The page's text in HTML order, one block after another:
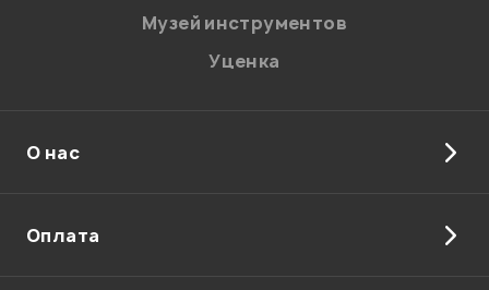
Музей инструментов
Уценка
О нас
Оплата